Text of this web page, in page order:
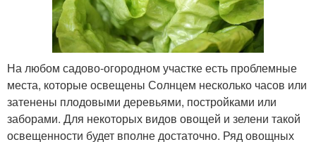
На любом садово-огородном участке есть проблемные
места, которые освещены Солнцем несколько часов или
затенены плодовыми деревьями, постройками или
заборами. Для некоторых видов овощей и зелени такой
освещенности будет вполне достаточно. Ряд овощных